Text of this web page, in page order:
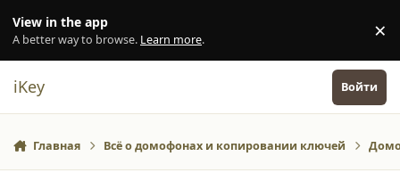
View in the app
A better way to browse. Learn more. ×
iKey Войти
Главная Всё о домофонах и копировании ключей